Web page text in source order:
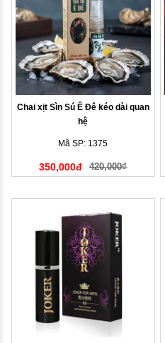
Chai xịt Sìn Sú Ê Đê kéo dài quan
hệ
Mã SP: 1375
350,000đ 420,000₫